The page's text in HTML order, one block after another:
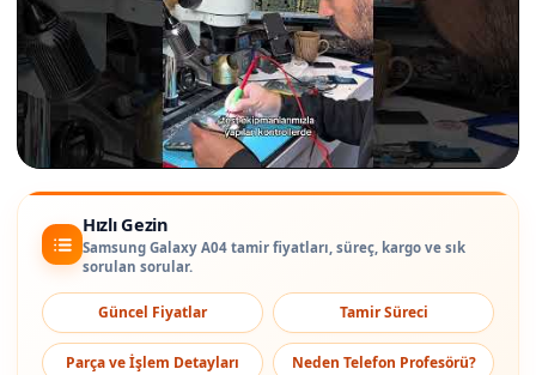
Hızlı Gezin
Samsung Galaxy A04 tamir fiyatları, süreç, kargo ve sık
sorulan sorular.
Güncel Fiyatlar Tamir Süreci
Parça ve İşlem Detayları Neden Telefon Profesörü?